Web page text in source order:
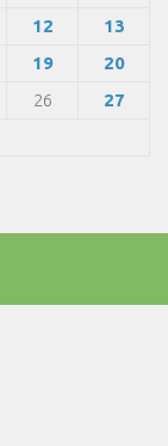
12
13
19
20
26
27